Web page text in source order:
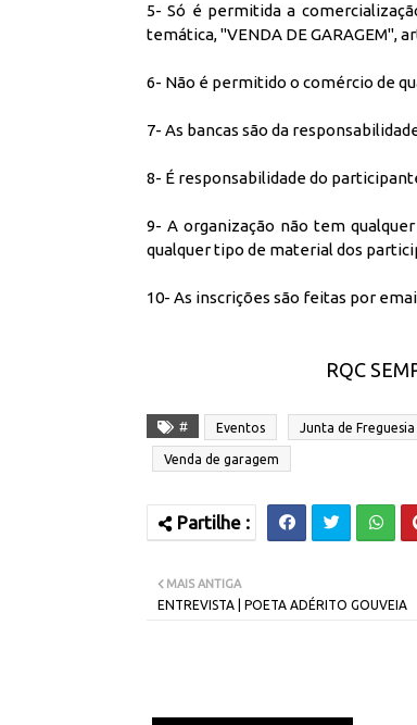
5- Só é permitida a
temática, "VENDA DE GARAGEM",
6- Não é permitido o comércio de
7- As bancas são da
8- É responsabilidade do
9- A organização não tem
qualquer tipo de material dos
10- As inscrições são feitas por
RQC
# Eventos Junta de
Venda de garagem
MAIS ANTIGA
ENTREVISTA | POETA ADÉRITO GOUVEIA